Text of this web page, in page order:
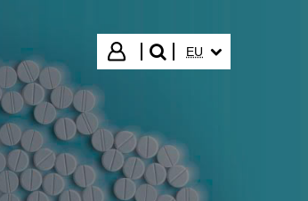
Hasi saioa
bilatu"
EU